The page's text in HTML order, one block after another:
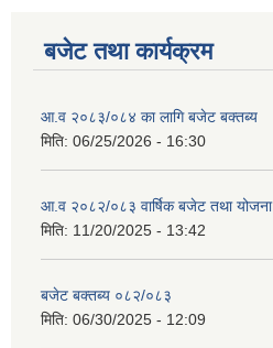
बजेट तथा कार्यक्रम
आ.व २०८३/०८४ का लागि बजेट बक्तब्य
मिति: 06/25/2026 - 16:30
आ.व २०८२/०८३ वार्षिक बजेट तथा योजना
मिति: 11/20/2025 - 13:42
बजेट बक्तब्य ०८२/०८३
मिति: 06/30/2025 - 12:09